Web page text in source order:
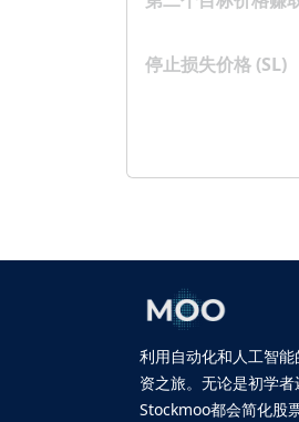
停止损失价格 (SL)
利用自动化和人工智
资之旅。无论是初学者
Stockmoo都会简化股